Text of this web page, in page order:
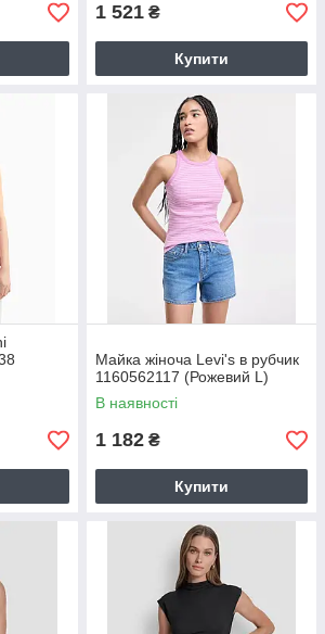
1 521 ₴
Купити
Майка жіноча Levi's в рубчик
1160562117 (Рожевий L)
В наявності
1 182 ₴
Купити